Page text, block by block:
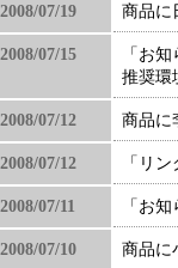
2008/07/19 商品に
2008/07/15
「お
推奨環
2008/07/12 商品に
2008/07/12 「リ
2008/07/11 「お
2008/07/10 商品に